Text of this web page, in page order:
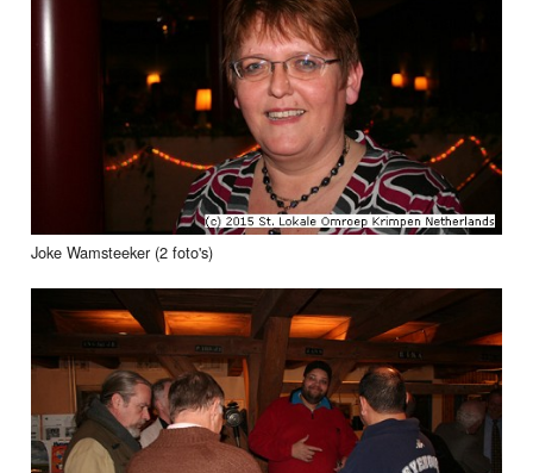
Joke Wamsteeker (2 foto's)